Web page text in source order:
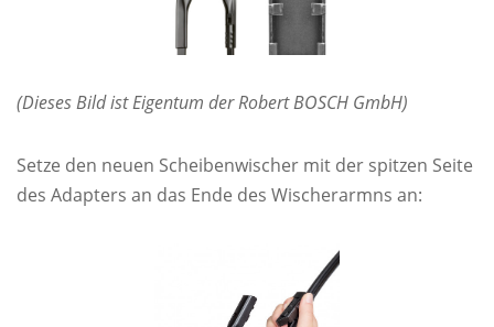
(Dieses Bild ist Eigentum der Robert BOSCH GmbH)
Setze den neuen Scheibenwischer mit der spitzen Seite
des Adapters an das Ende des Wischerarmns an: